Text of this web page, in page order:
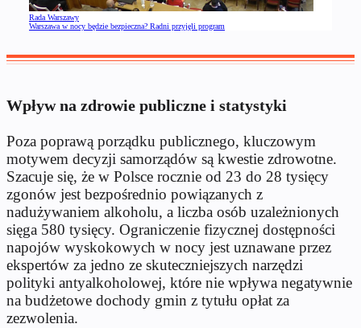
Rada Warszawy
Warszawa w nocy będzie bezpieczna? Radni przyjęli program
Wpływ na zdrowie publiczne i statystyki
Poza poprawą porządku publicznego, kluczowym
motywem decyzji samorządów są kwestie zdrowotne.
Szacuje się, że w Polsce rocznie od 23 do 28 tysięcy
zgonów jest bezpośrednio powiązanych z
nadużywaniem alkoholu, a liczba osób uzależnionych
sięga 580 tysięcy. Ograniczenie fizycznej dostępności
napojów wyskokowych w nocy jest uznawane przez
ekspertów za jedno ze skuteczniejszych narzędzi
polityki antyalkoholowej, które nie wpływa negatywnie
na budżetowe dochody gmin z tytułu opłat za
zezwolenia.